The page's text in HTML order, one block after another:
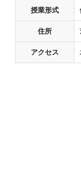
すぎたりした。ま
塾周辺の環境
駅に近く、交通の
授業形式
住所
アクセス